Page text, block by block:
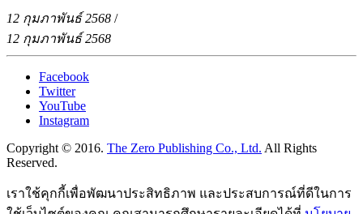
12 กุมภาพันธ์ 2568 /
12 กุมภาพันธ์ 2568
Facebook
Twitter
YouTube
Instagram
Copyright © 2016. The Zero Publishing Co., Ltd. All Rights
Reserved.
เราใช้คุกกี้เพื่อพัฒนาประสิทธิภาพ และประสบการณ์ที่ดีในการ